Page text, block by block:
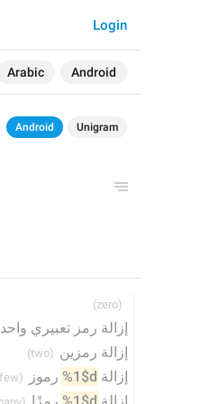
Arabic Android
Login
Android Unigram
إزالة رمز تعبيري واحد
إزالة رمزين
إزالة %1$d رموز